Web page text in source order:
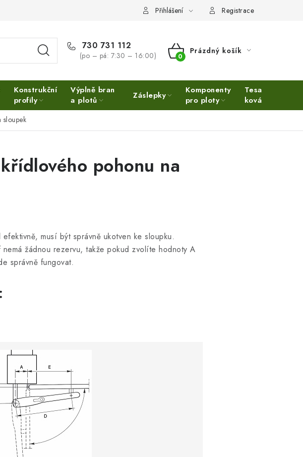
Přihlášení Registrace
730 731 112
(po – pá: 7:30 – 16:00)
NÁKUPNÍ
KOŠÍK
Prázdný košík
Konstrukční
profily
Výplně bran
a plotů
Záslepky
Komponenty
pro ploty
Tesařské
kování
sloupek
pohonu na
musí být správně ukotven ke sloupku.
žádnou rezervu, takže pokud zvolíte hodnoty A
správně fungovat.